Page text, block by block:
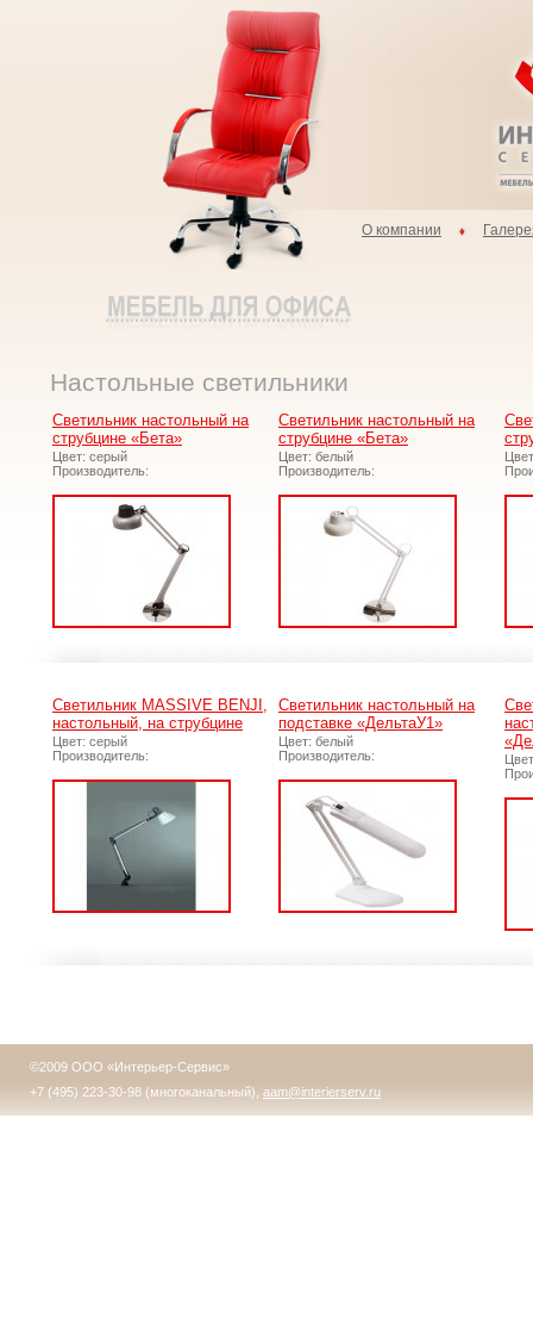
О компании
Настольные светильники
Светильник настольный на
струбцине «Бета»
Цвет: серый
Производитель:
Светильник настольный на
струбцине «Бета»
Цвет: белый
Производитель:
Светильник MASSIVE BENJI,
настольный, на струбцине
Цвет: серый
Производитель:
Светильник настольный на
подставке «ДельтаУ1»
Цвет: белый
Производитель:
©2009 ООО «Интерьер-Сервис»
+7 (495) 223-30-98 (многоканальный), aam@interierserv.ru